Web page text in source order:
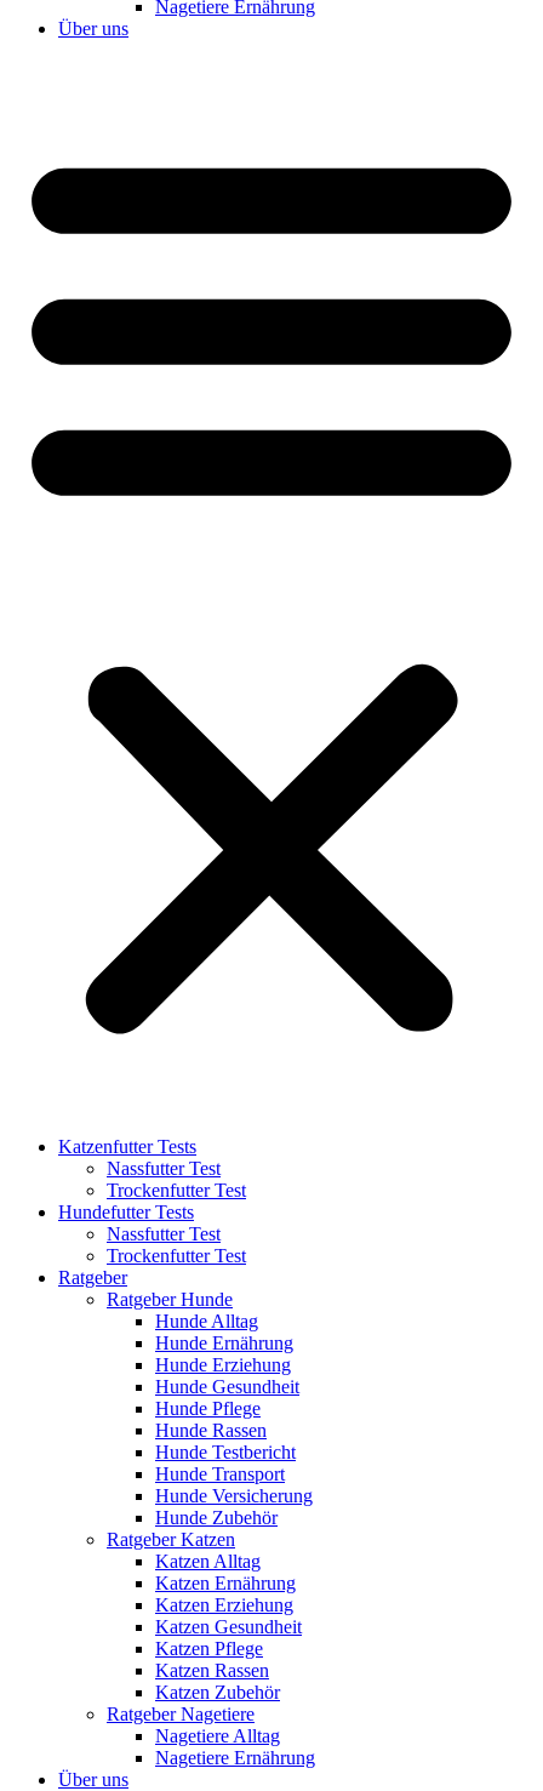
Nagetiere Ernährung
Über uns
Katzenfutter Tests
Nassfutter Test
Trockenfutter Test
Hundefutter Tests
Nassfutter Test
Trockenfutter Test
Ratgeber
Ratgeber Hunde
Hunde Alltag
Hunde Ernährung
Hunde Erziehung
Hunde Gesundheit
Hunde Pflege
Hunde Rassen
Hunde Testbericht
Hunde Transport
Hunde Versicherung
Hunde Zubehör
Ratgeber Katzen
Katzen Alltag
Katzen Ernährung
Katzen Erziehung
Katzen Gesundheit
Katzen Pflege
Katzen Rassen
Katzen Zubehör
Ratgeber Nagetiere
Nagetiere Alltag
Nagetiere Ernährung
Über uns